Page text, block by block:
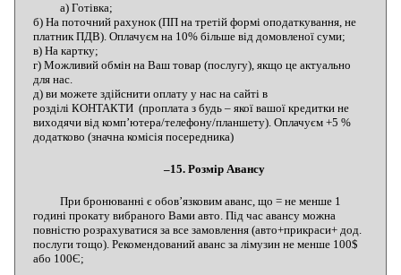
а) Готівка;
б) На поточний рахунок (ПП на третій формі оподаткування, не
платник ПДВ). Оплачуєм на 10% більше від домовленої суми;
в) На картку;
г) Можливий обмін на Ваш товар (послугу), якщо це актуально
для нас.
д) ви можете здійснити оплату у нас на сайті в
розділі КОНТАКТИ (проплата з будь – якої вашої кредитки не
виходячи від комп’ютера/телефону/планшету). Оплачуєм +5 %
додатково (значна комісія посередника)
–15. Розмір Авансу
При бронюванні є обов’язковим аванс, що = не менше 1
годині прокату вибраного Вами авто. Під час авансу можна
повністю розрахуватися за все замовлення (авто+прикраси+ дод.
послуги тощо). Рекомендований аванс за лімузин не менше 100$
або 100Є;